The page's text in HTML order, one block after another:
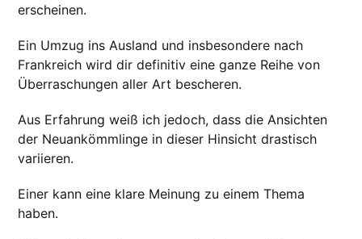
erscheinen.
Ein Umzug ins Ausland und insbesondere nach
Frankreich wird dir definitiv eine ganze Reihe von
Überraschungen aller Art bescheren.
Aus Erfahrung weiß ich jedoch, dass die Ansichten
der Neuankömmlinge in dieser Hinsicht drastisch
variieren.
Einer kann eine klare Meinung zu einem Thema
haben.